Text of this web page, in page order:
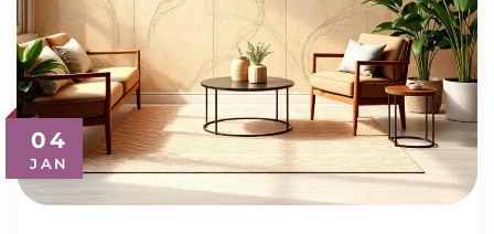
04
JAN